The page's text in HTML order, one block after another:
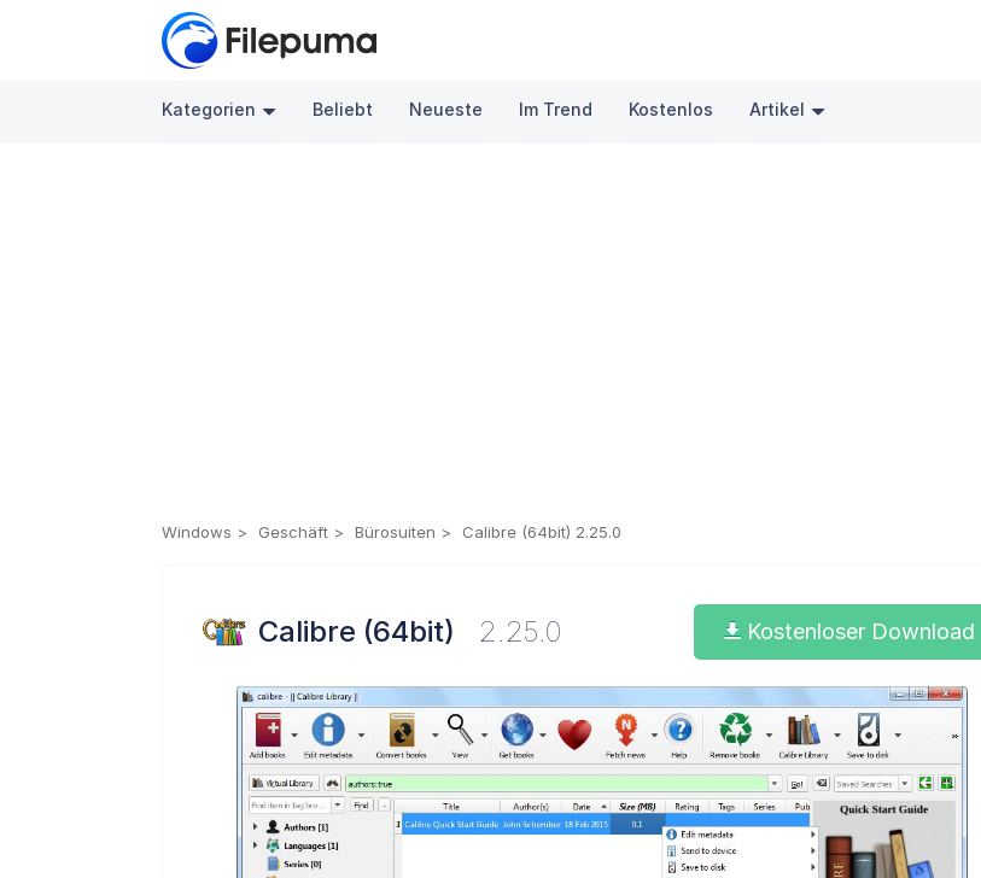
Kategorien Beliebt Neueste Im Trend Kostenlos Artikel
Windows Geschäft Bürosuiten Calibre (64bit) 2.25.0
Calibre (64bit) 2.25.0 Kostenloser Download